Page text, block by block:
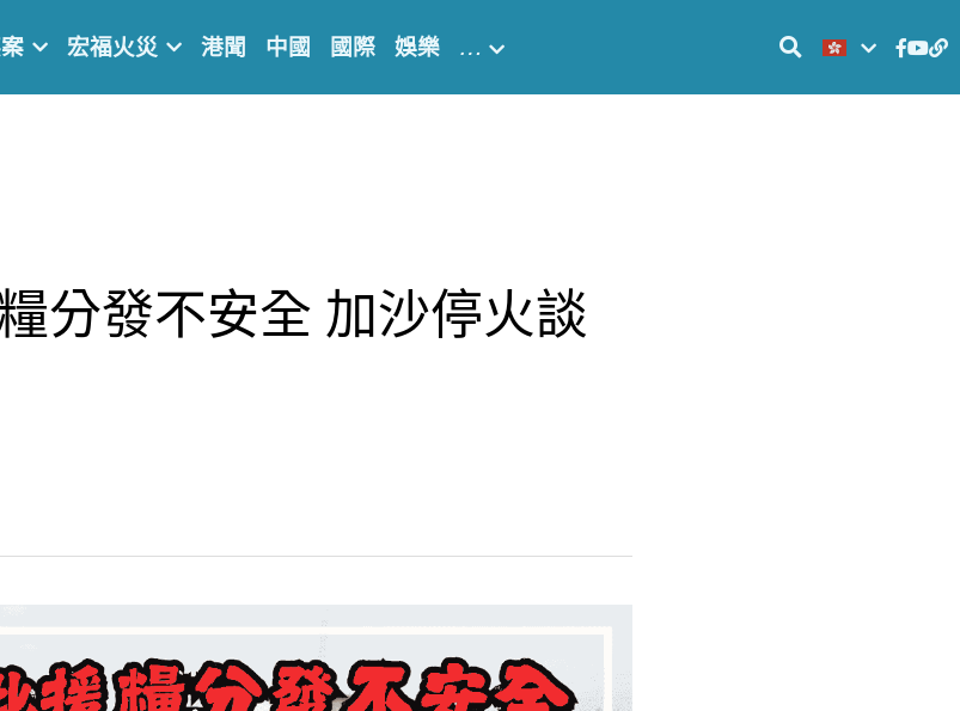
宏福火災 港聞 中國 國際 娛樂 …
分發不安全 加沙停火談